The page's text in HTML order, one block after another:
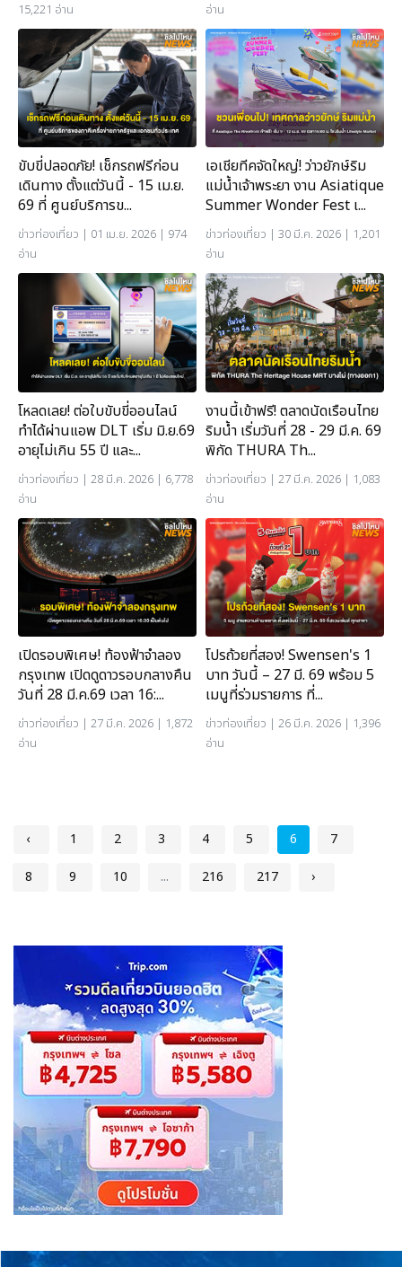
15,221 อ่าน อ่าน
ขับขี่ปลอดภัย! เช็กรถฟรีก่อน
เดินทาง ตั้งแต่วันนี้ - 15 เม.ย.
69 ที่ ศูนย์บริการข...
ข่าวท่องเที่ยว | 01 เม.ย. 2026 | 974
อ่าน
เอเชียทีคจัดใหญ่! ว่าวยักษ์ริม
แม่น้ำเจ้าพระยา งาน Asiatique
Summer Wonder Fest เ...
ข่าวท่องเที่ยว | 30 มี.ค. 2026 | 1,201
อ่าน
โหลดเลย! ต่อใบขับขี่ออนไลน์
ทำได้ผ่านแอพ DLT เริ่ม มิ.ย.69
อายุไม่เกิน 55 ปี และ...
ข่าวท่องเที่ยว | 28 มี.ค. 2026 | 6,778
อ่าน
งานนี้เข้าฟรี! ตลาดนัดเรือนไทย
ริมน้ำ เริ่มวันที่ 28 - 29 มี.ค. 69
พิกัด THURA Th...
ข่าวท่องเที่ยว | 27 มี.ค. 2026 | 1,083
อ่าน
เปิดรอบพิเศษ! ท้องฟ้าจำลอง
กรุงเทพ เปิดดูดาวรอบกลางคืน
วันที่ 28 มี.ค.69 เวลา 16:...
ข่าวท่องเที่ยว | 27 มี.ค. 2026 | 1,872
อ่าน
โปรถ้วยที่สอง! Swensen's 1
บาท วันนี้ – 27 มี. 69 พร้อม 5
เมนูที่ร่วมรายการ ที่...
ข่าวท่องเที่ยว | 26 มี.ค. 2026 | 1,396
อ่าน
‹ 1 2 3 4 5 6
7
8
9 10 ... 216 217 ›